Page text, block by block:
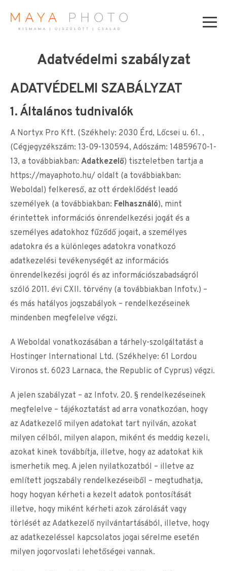
Adatvédelmi szabályzat
ADATVÉDELMI SZABÁLYZAT
1. Általános tudnivalók
A Nortyx Pro Kft. (Székhely: 2030 Érd, Lőcsei u. 61. ,
(Cégjegyzékszám: 13-09-130594, Adószám: 14859670-1-
13, a továbbiakban: Adatkezelő) tiszteletben tartja a
https://mayaphoto.hu/ oldalt (a továbbiakban:
Weboldal) felkereső, az ott érdeklődést leadó
személyek (a továbbiakban: Felhasználó), mint
érintettek információs önrendelkezési jogát és a
személyes adatokhoz fűződő jogait, a személyes
adatokra és a különleges adatokra vonatkozó
adatkezelési tevékenységét az információs
önrendelkezési jogról és az információszabadságról
szóló 2011. évi CXII. törvény (a továbbiakban Infotv.) –
és más hatályos jogszabályok – rendelkezéseinek
mindenben megfelelve végzi.
A Weboldal vonatkozásában a tárhely-szolgáltatást a
Hostinger International Ltd. (Székhelye: 61 Lordou
Vironos st. 6023 Larnaca, the Republic of Cyprus) végzi.
A jelen szabályzat – az Infotv. 20. § rendelkezéseinek
megfelelve – tájékoztatást ad arra vonatkozóan, hogy
az Adatkezelő milyen adatokat tart nyilván, azokat
milyen célból, milyen alapon, miként és meddig kezeli,
azokat kinek továbbítja, illetve, hogy az adatokat kik
ismerhetik meg. A jelen nyilatkozatból – illetve az
említett jogszabály rendelkezéseiből – megtudhatja,
hogy hogyan kérheti a kezelt adatok pontosítását
illetve, hogy miként kérheti azok zárolását vagy
törlését az Adatkezelő nyilvántartásából, illetve, hogy
az adatkezeléssel kapcsolatos jogai sérelme esetén
milyen jogorvoslati lehetőségei vannak.